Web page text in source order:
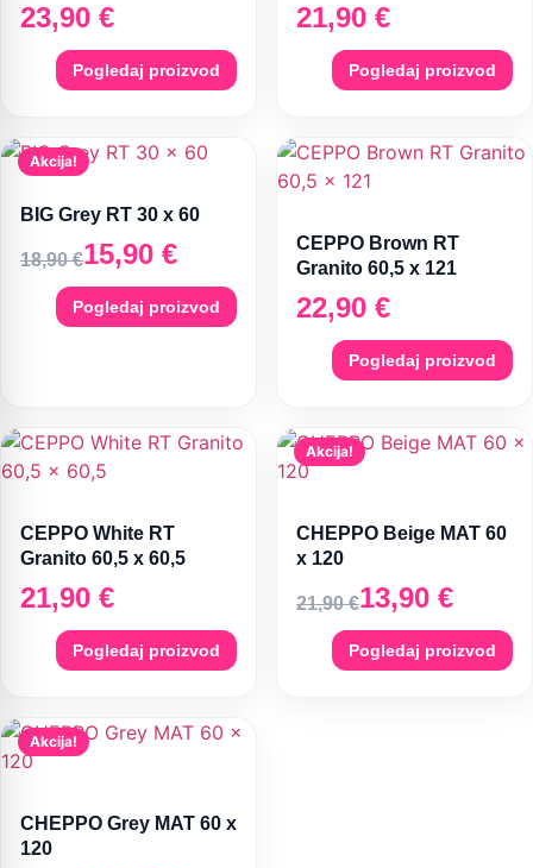
23,90 €
Pogledaj proizvod
21,90 €
Pogledaj proizvod
Akcija!
BIG Grey RT 30 x 60
18,90€15,90 €
Pogledaj proizvod
CEPPO Brown RT
Granito 60,5 x 121
22,90 €
Pogledaj proizvod
CEPPO White RT
Granito 60,5 x 60,5
21,90 €
Pogledaj proizvod
Akcija!
CHEPPO Beige MAT 60
x 120
21,90€13,90 €
Pogledaj proizvod
Akcija!
CHEPPO Grey MAT 60 x
120